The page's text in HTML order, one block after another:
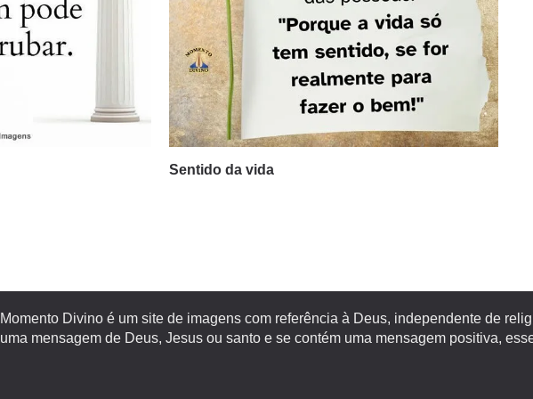
Sentido da vida
Momento Divino é um site de imagens com referência à Deus, independente de
uma mensagem de Deus, Jesus ou santo e se contém uma mensagem positiva,